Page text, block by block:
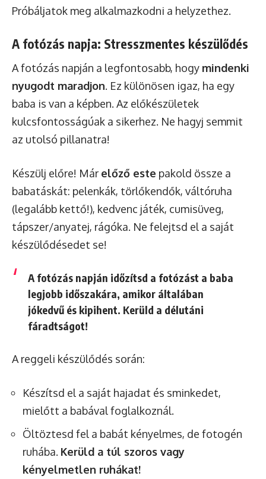
Próbáljatok meg alkalmazkodni a helyzethez.
A fotózás napja: Stresszmentes készülődés
A fotózás napján a legfontosabb, hogy mindenki
nyugodt maradjon. Ez különösen igaz, ha egy
baba is van a képben. Az előkészületek
kulcsfontosságúak a sikerhez. Ne hagyj semmit
az utolsó pillanatra!
Készülj előre! Már előző este pakold össze a
babatáskát: pelenkák, törlőkendők, váltóruha
(legalább kettő!), kedvenc játék, cumisüveg,
tápszer/anyatej, rágóka. Ne felejtsd el a saját
készülődésedet se!
A fotózás napján időzítsd a fotózást a baba
legjobb időszakára, amikor általában
jókedvű és kipihent. Kerüld a délutáni
fáradtságot!
A reggeli készülődés során:
Készítsd el a saját hajadat és sminkedet,
mielőtt a babával foglalkoznál.
Öltöztesd fel a babát kényelmes, de fotogén
ruhába. Kerüld a túl szoros vagy
kényelmetlen ruhákat!